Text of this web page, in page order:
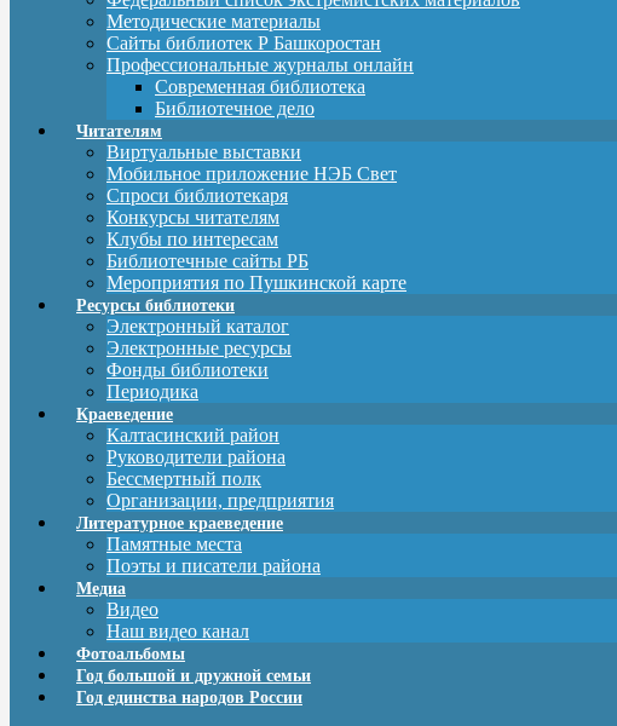
Методические материалы
Сайты библиотек Р Башкоростан
Профессиональные журналы онлайн
Современная библиотека
Библиотечное дело
Читателям
Виртуальные выставки
Мобильное приложение НЭБ Свет
Спроси библиотекаря
Конкурсы читателям
Клубы по интересам
Библиотечные сайты РБ
Мероприятия по Пушкинской карте
Ресурсы библиотеки
Электронный каталог
Электронные ресурсы
Фонды библиотеки
Периодика
Краеведение
Калтасинский район
Руководители района
Бессмертный полк
Организации, предприятия
Литературное краеведение
Памятные места
Поэты и писатели района
Медиа
Видео
Наш видео канал
Фотоальбомы
Год большой и дружной семьи
Год единства народов России